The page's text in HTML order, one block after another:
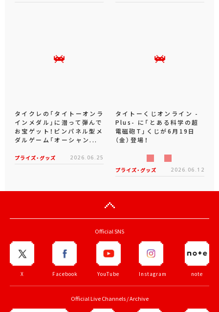
タイクレの「タイトーオンラ
インメダル」に潜って弾んで
お宝ゲット！ピンパネル型メ
ダルゲーム「オーシャン...
プライズ・グッズ 2026.06.25
タイトーくじオンライン -
Plus- に「とある科学の超
電磁砲T」くじが6月19日
（金）登場！
プライズ・グッズ 2026.06.12
Official SNS
X Facebook YouTube Instagram note
Official Live Channels / Archive